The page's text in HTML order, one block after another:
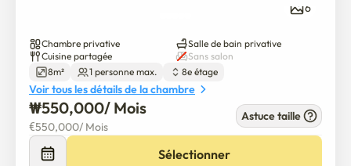
6
Chambre privative
Salle de bain privative
Cuisine partagée
Sans salon
8m²
1 personne max. 8e étage
Voir tous les détails de la chambre
₩550,000/ Mois
€550,000/ Mois
Astuce taille
Sélectionner